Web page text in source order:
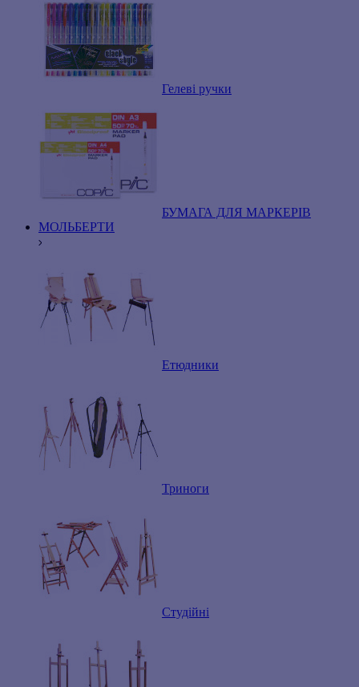
Гелеві ручки
БУМАГА ДЛЯ МАРКЕРІВ
МОЛЬБЕРТИ
Етюдники
Триноги
Студійні